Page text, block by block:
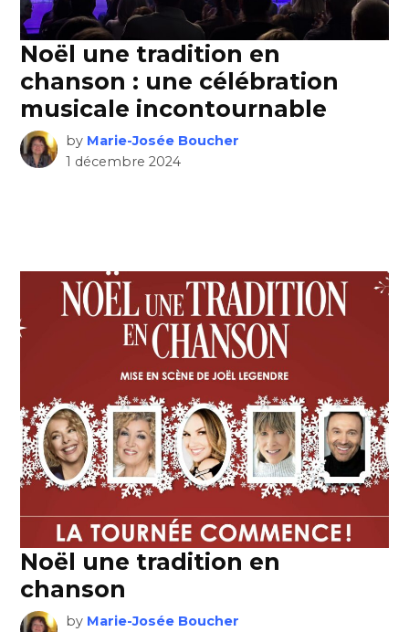
Noël une tradition en
chanson : une célébration
musicale incontournable
by Marie-Josée Boucher
1 décembre 2024
Noël une tradition en
chanson
by Marie-Josée Boucher